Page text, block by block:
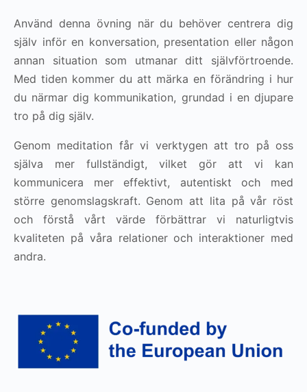
Använd denna övning när du behöver centrera dig
själv inför en konversation, presentation eller någon
annan situation som utmanar ditt självförtroende.
Med tiden kommer du att märka en förändring i hur
du närmar dig kommunikation, grundad i en djupare
tro på dig själv.
Genom meditation får vi verktygen att tro på oss
själva mer fullständigt, vilket gör att vi kan
kommunicera mer effektivt, autentiskt och med
större genomslagskraft. Genom att lita på vår röst
och förstå vårt värde förbättrar vi naturligtvis
kvaliteten på våra relationer och interaktioner med
andra.